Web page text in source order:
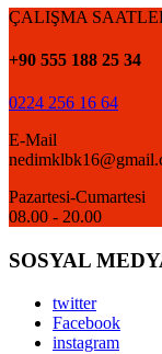
ÇALIŞMA
+90 555 188 25 34
0224 256 16 64
E-Mail
Pazartesi-Cumartesi
08.00 - 20.00
SOSYAL
twitter
Facebook
instagram